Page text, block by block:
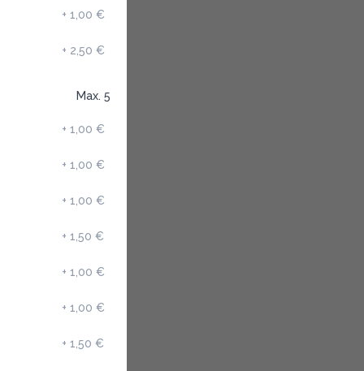
+ 1,00 €
+ 2,50 €
Max. 5
+ 1,00 €
+ 1,00 €
+ 1,00 €
+ 1,50 €
+ 1,00 €
+ 1,00 €
+ 1,50 €